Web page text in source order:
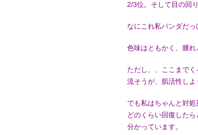
2/3位。そして目の回
なにこれ私パンダだ
色味はともかく、腫
ただし、、ここまで
流そうが、肌活性しよ
でも私はちゃんと対
どのくらい回復した
分かっています。